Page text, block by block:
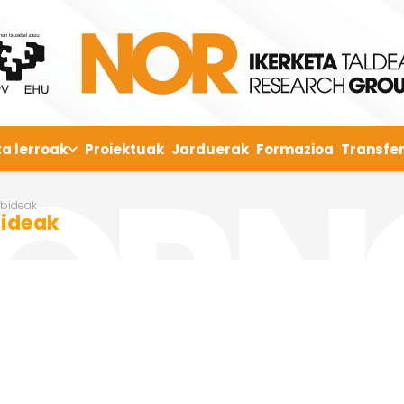
lerroak Proiektuak Jarduerak Formazioa